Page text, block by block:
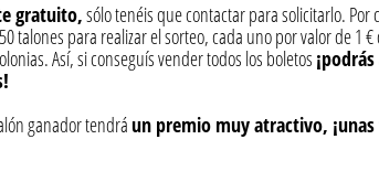
gratuito,sólo tenéis que contactar para solicitarlo.
talones para realizar el sorteo, cada uno por valor de 1
Así, si conseguís vender todos los boletos
ganador tendráun premio muy atractivo,